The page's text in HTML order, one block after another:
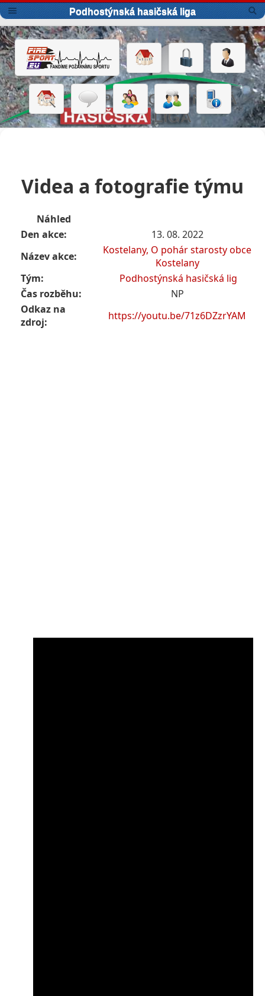
Podhostýnská hasičská liga
Videa a fotografie týmu
Náhled
Den akce:
13. 08. 2022
Název akce:
Kostelany, O pohár starosty obce
Kostelany
Tým:
Podhostýnská hasičská lig
Čas rozběhu:
NP
Odkaz na
zdroj:
https://youtu.be/71z6DZzrYAM